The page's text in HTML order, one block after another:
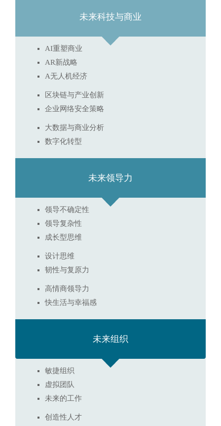
未来科技与商业
AI重塑商业
AR新战略
A无人机经济
区块链与产业创新
企业网络安全策略
大数据与商业分析
数字化转型
未来领导力
领导不确定性
领导复杂性
成长型思维
设计思维
韧性与复原力
高情商领导力
快生活与幸福感
未来组织
敏捷组织
虚拟团队
未来的工作
创造性人才